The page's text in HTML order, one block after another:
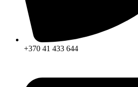
+370 41 433 644